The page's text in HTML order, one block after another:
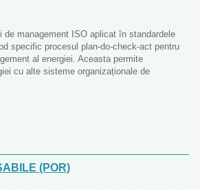
management ISO aplicat în standardele
specific procesul plan-do-check-act pentru
al energiei. Aceasta permite
cu alte sisteme organizaționale de
(POR)